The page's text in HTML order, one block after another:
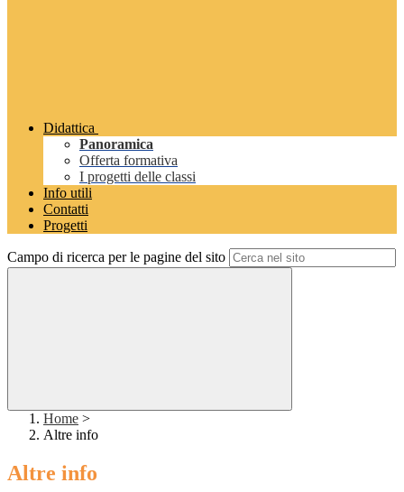
Didattica
Panoramica
Offerta formativa
I progetti delle classi
Info utili
Contatti
Progetti
Campo di ricerca per le pagine del sito
Home >
Altre info
Altre info